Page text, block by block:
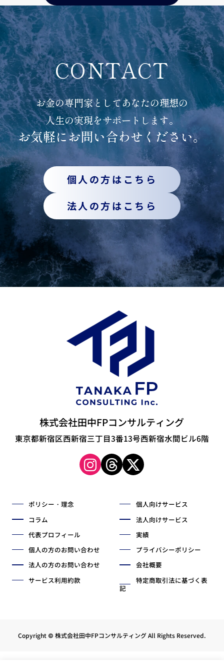
CONTACT
お金の専門家としてあなたの理想の
人生の実現をサポートします。
お気軽にお問い合わせください。
個人の方はこちら
法人の方はこちら
株式会社田中FPコンサルティング
東京都新宿区西新宿三丁目3番13号西新宿水間ビル6階
ポリシー・理念
個人向けサービス
コラム
法人向けサービス
代表プロフィール
実績
個人の方のお問い合わせ
プライバシーポリシー
法人の方のお問い合わせ
会社概要
サービス利用約款
特定商取引法に基づく表
記
Copyright © 株式会社田中FPコンサルティング All Rights Reserved.